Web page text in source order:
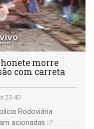
morre
com carreta
23:40
Rodoviária
acionadas